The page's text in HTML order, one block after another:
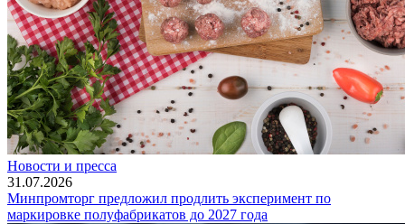
Новости и пресса
31.07.2026
Минпромторг предложил продлить эксперимент по
маркировке полуфабрикатов до 2027 года